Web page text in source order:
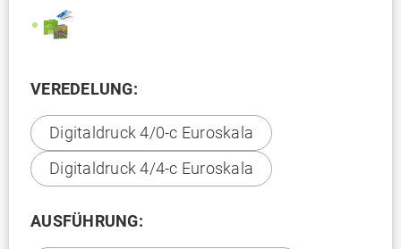
VEREDELUNG:
Digitaldruck 4/0-c Euroskala
Digitaldruck 4/4-c Euroskala
AUSFÜHRUNG: